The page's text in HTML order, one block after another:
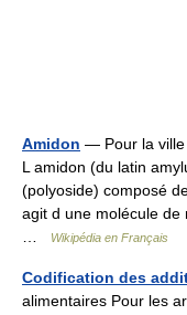
Amidon — Pour la ville
L amidon (du latin
(polyoside) composé
agit d une molécule de
Wikipédia en Français
Codification des
alimentaires Pour les